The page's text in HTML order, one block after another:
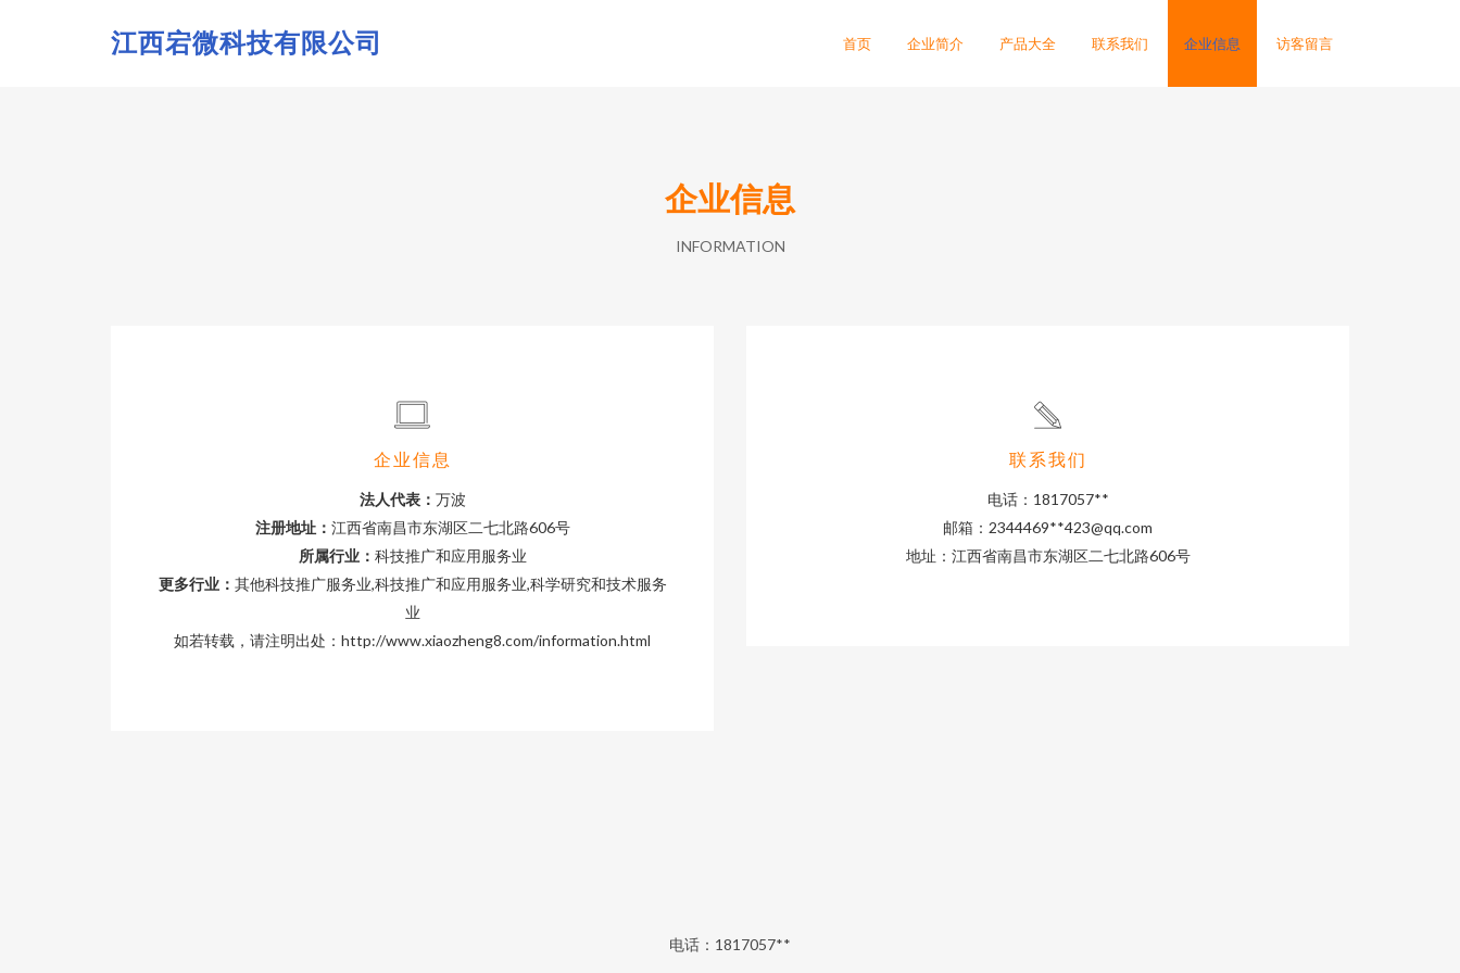
江西宕微科技有限公司 首页 企业简介 产品大全 联系我们 企业信息 访客留言
企业信息
INFORMATION
企业信息
法人代表： 万波
注册地址： 江西省南昌市东湖区二七北路606号
所属行业： 科技推广和应用服务业
更多行业： 其他科技推广服务业,科技推广和应用服务业,科学研究和技术服务
业
如若转载，请注明出处：http://www.xiaozheng8.com/information.html
联系我们
电话：1817057**
邮箱：2344469**423@qq.com
地址：江西省南昌市东湖区二七北路606号
电话：1817057**